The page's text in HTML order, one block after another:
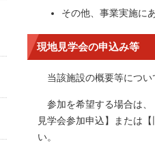
その他、事業実施に
現地見学会の申込み等
当該施設の概要等につい
参加を希望する場合は、
見学会参加申込】または
い。